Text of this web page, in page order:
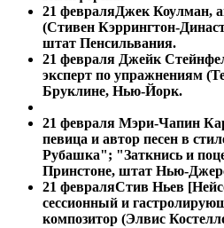
21 февраляДжек Коулман,
(Стивен Кэррингтон-
штат Пенсильвания.
21 февраля Джейк
эксперт по упражнениям
Бруклине, Нью-Йорк.
21 февраля Мэри-Чапин
певица и автор песен в
Рубашка"; "Заткнись и
Принстоне, штат Нью-
21 февраляСтив Ньев
сессионный и
композитор (Элвис